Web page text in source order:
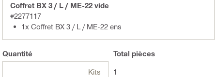
Coffret BX 3 / L / ME-22 vide
#2277117
1x Coffret BX 3 / L / ME-22 ens
Quantité
Kits
Total pièces
1